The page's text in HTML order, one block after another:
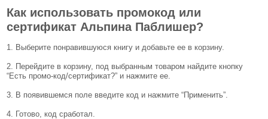
Как использовать промокод или
сертификат Альпина Паблишер?
1. Выберите понравившуюся книгу и добавьте ее в корзину.
2. Перейдите в корзину, под выбранным товаром найдите кнопку
“Есть промо-код/сертификат?” и нажмите ее.
3. В появившемся поле введите код и нажмите “Применить”.
4. Готово, код сработал.